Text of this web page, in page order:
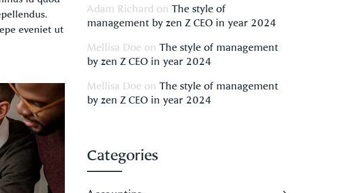
eveniet ut
Adam Richard on The style of
management by zen Z CEO in year 2024
Mellisa Doe on The style of management
by zen Z CEO in year 2024
Mellisa Doe on The style of management
by zen Z CEO in year 2024
Categories